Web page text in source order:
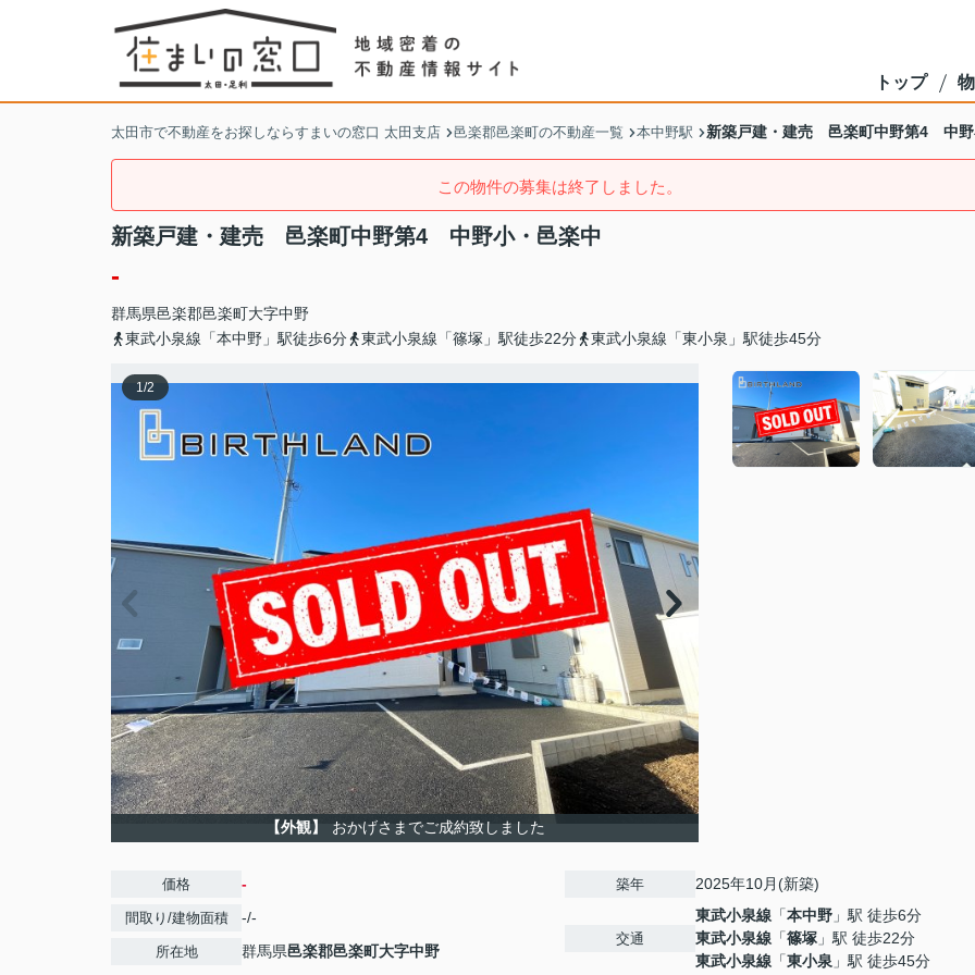
トップ
太田市で不動産をお探しならすまいの窓口 太田支店 邑楽郡邑楽町の不動産一覧 本中野駅 新築戸建・建売 邑楽町中野第4 中野
この物件の募集は終了しました。
新築戸建・建売 邑楽町中野第4 中野小・邑楽中
-
群馬県邑楽郡邑楽町大字中野
東武小泉線「本中野」駅徒歩6分
東武小泉線「篠塚」駅徒歩22分 東武小泉線「東小泉」駅徒歩45分
1/2
【外観】 おかげさまでご成約致しました
価格 -
間取り/建物面積 -/-
所在地 群馬県邑楽郡邑楽町大字中野
築年 2025年10月(新築)
交通
東武小泉線 「本中野 」駅 徒歩6分
東武小泉線 「篠塚 」駅 徒歩22分
東武小泉線 「東小泉 」駅 徒歩45分